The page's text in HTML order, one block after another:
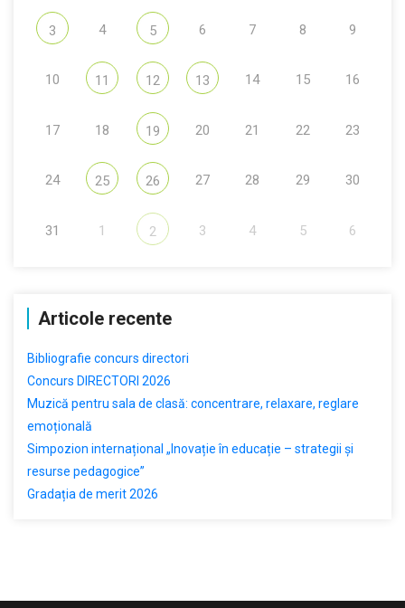
3 4 5 6 7 8 9
10 11 12 13 14 15 16
17 18 19 20 21 22 23
24 25 26 27 28 29 30
31 1 2 3 4 5 6
Articole recente
Bibliografie concurs directori
Concurs DIRECTORI 2026
Muzică pentru sala de clasă: concentrare, relaxare, reglare
emoțională
Simpozion internațional „Inovație în educație – strategii și
resurse pedagogice”
Gradația de merit 2026